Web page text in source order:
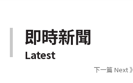
即時新聞
Latest
下一篇 Next 》